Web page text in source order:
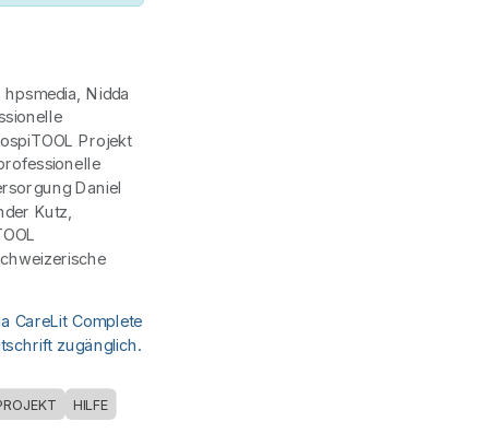
Nidda
Projekt
Daniel
Kutz,
CareLit Complete
zugänglich.
HILFE